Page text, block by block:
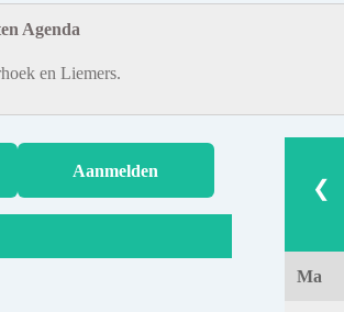
Agenda
en Liemers.
Aanmelden
❮
Ma